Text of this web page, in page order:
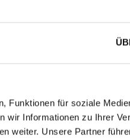
Funktionen für soziale
wir Informationen zu Ihrer
weiter. Unsere Partner